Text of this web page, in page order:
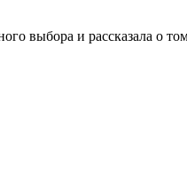
выбора и рассказала о